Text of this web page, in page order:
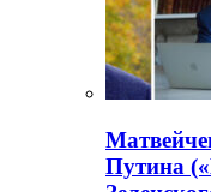
Путина